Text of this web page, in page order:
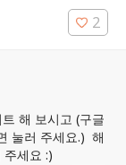
2
해 보시고 (구글
눌러 주세요.)  해
세요 :)